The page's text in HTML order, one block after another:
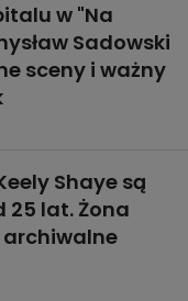
w "Na
Sadowski
sceny i ważny
Shaye są
25 lat. Żona
archiwalne